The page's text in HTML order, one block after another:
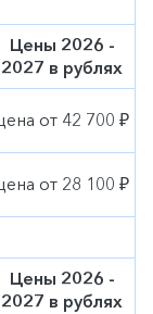
Цены 2026 -
2027 в рублях
от 42 700 ₽
от 28 100 ₽
Цены 2026 -
2027 в рублях